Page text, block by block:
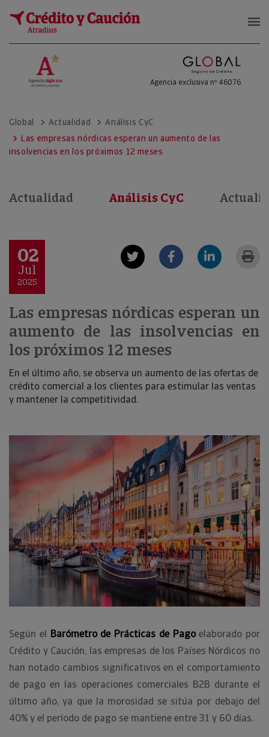
Global Seguros de Crédito
Agencia exclusiva nº 46076
Global Actualidad
Análisis CyC
Las empresas nórdicas esperan un aumento de las
insolvencias en los próximos 12 meses
Actualidad Análisis CyC
02
Jul
2025
Las empresas nórdicas esperan un
aumento de las insolvencias en
los próximos 12 meses
En el último año, se observa un aumento de las ofertas de
crédito comercial a los clientes para estimular las ventas
y mantener la competitividad.
Según el Barómetro de Prácticas de Pagoelaborado por
Crédito y Caución, las empresas de los Países Nórdicos no
han notado cambios significativos en el comportamiento
de pago en las operaciones comerciales B2B durante el
último año, ya que la morosidad se sitúa por debajo del
40% y el período de pago se mantiene entre 31 y 60 días.